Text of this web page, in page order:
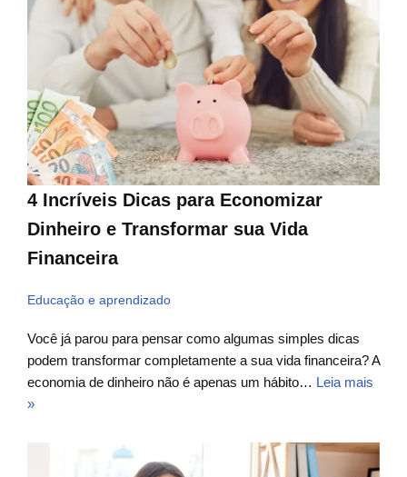
4 Incríveis Dicas para Economizar
Dinheiro e Transformar sua Vida
Financeira
Educação e aprendizado
Você já parou para pensar como algumas simples dicas
podem transformar completamente a sua vida financeira? A
economia de dinheiro não é apenas um hábito… Leia mais
»